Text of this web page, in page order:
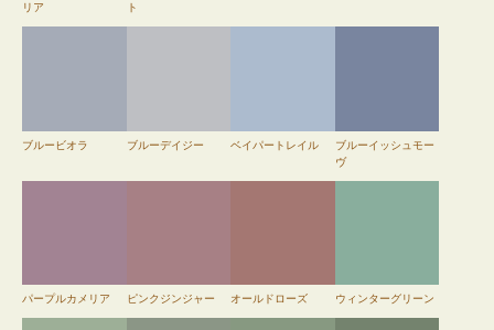
リア
ト
ブルービオラ ブルーデイジー ベイパートレイル
ブルーイッシュモー
ヴ
パープルカメリア ピンクジンジャー オールドローズ ウィンターグリーン